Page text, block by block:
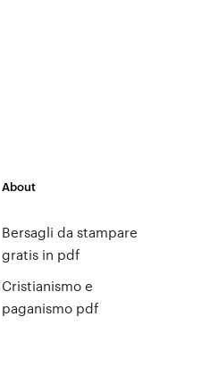
About
Bersagli da stampare
gratis in pdf
Cristianismo e
paganismo pdf